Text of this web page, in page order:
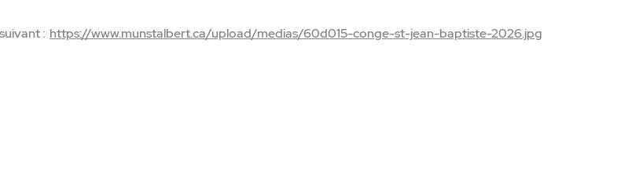
: https://www.munstalbert.ca/upload/medias/60d015-conge-st-jean-baptiste-2026.jpg